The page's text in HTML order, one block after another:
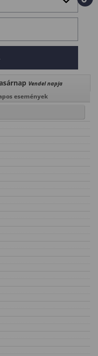
Vendel napja
események